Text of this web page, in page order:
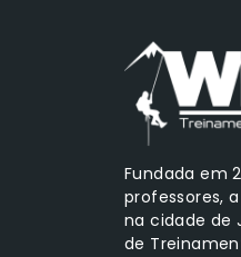
Fundada em
professores,
na cidade de
de